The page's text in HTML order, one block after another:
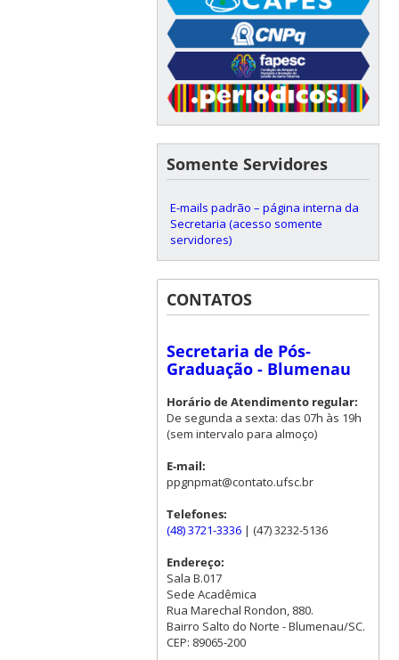
Somente Servidores
E-mails padrão – página interna da
Secretaria (acesso somente
servidores)
CONTATOS
Secretaria de Pós-
Graduação - Blumenau
Horário de Atendimento regular:
De segunda a sexta: das 07h às 19h
(sem intervalo para almoço)
E-mail:
ppgnpmat@contato.ufsc.br
Telefones:
(48) 3721-3336| (47) 3232-5136
Endereço:
Sala B.017
Sede Acadêmica
Rua Marechal Rondon, 880.
Bairro Salto do Norte - Blumenau/SC.
CEP: 89065-200